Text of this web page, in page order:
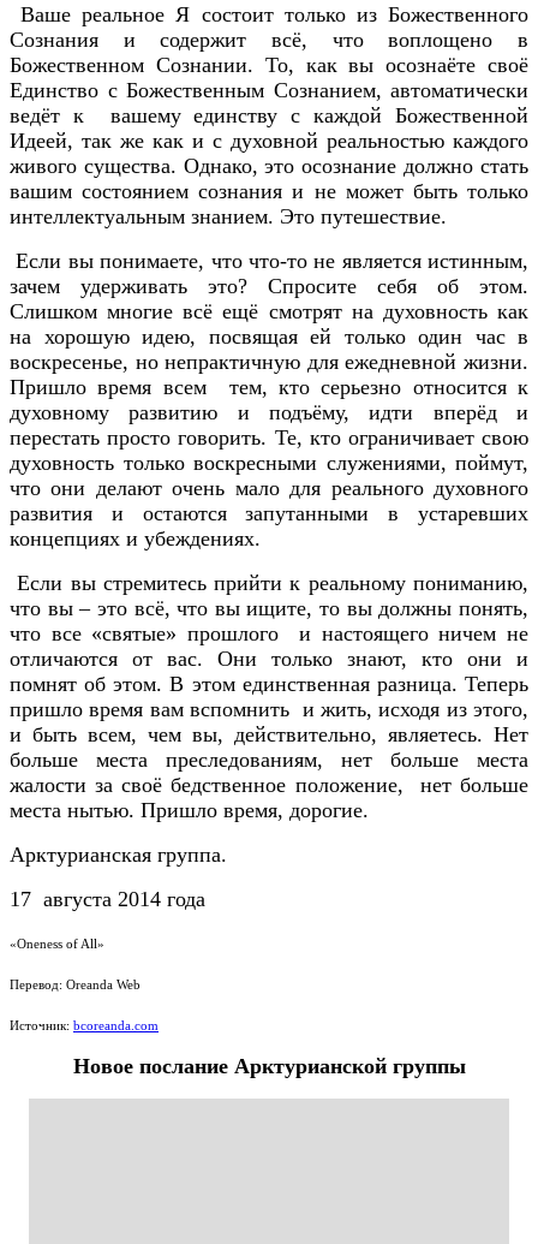
Ваше реальное Я состоит только из Божественного
Сознания и содержит всё, что воплощено в
Божественном Сознании. То, как вы осознаёте своё
Единство с Божественным Сознанием, автоматически
ведёт к вашему единству с каждой Божественной
Идеей, так же как и с духовной реальностью каждого
живого существа. Однако, это осознание должно стать
вашим состоянием сознания и не может быть только
интеллектуальным знанием. Это путешествие.
Если вы понимаете, что что-то не является истинным,
зачем удерживать это? Спросите себя об этом.
Слишком многие всё ещё смотрят на духовность как
на хорошую идею, посвящая ей только один час в
воскресенье, но непрактичную для ежедневной жизни.
Пришло время всем тем, кто серьезно относится к
духовному развитию и подъёму, идти вперёд и
перестать просто говорить. Те, кто ограничивает свою
духовность только воскресными служениями, поймут,
что они делают очень мало для реального духовного
развития и остаются запутанными в устаревших
концепциях и убеждениях.
Если вы стремитесь прийти к реальному пониманию,
что вы – это всё, что вы ищите, то вы должны понять,
что все «святые» прошлого и настоящего ничем не
отличаются от вас. Они только знают, кто они и
помнят об этом. В этом единственная разница. Теперь
пришло время вам вспомнить и жить, исходя из этого,
и быть всем, чем вы, действительно, являетесь. Нет
больше места преследованиям, нет больше места
жалости за своё бедственное положение, нет больше
места нытью. Пришло время, дорогие.
Арктурианская группа.
17 августа 2014 года
«Oneness of All»
Перевод: Oreanda Web
Источник: bcoreanda.com
Новое послание Арктурианской группы